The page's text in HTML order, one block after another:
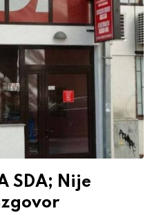
SDA; Nije